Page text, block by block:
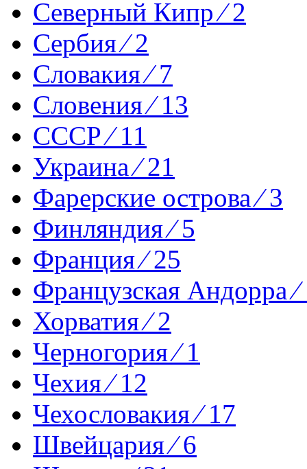
Северный Кипр ⁄ 2
Сербия ⁄ 2
Словакия ⁄ 7
Словения ⁄ 13
СССР ⁄ 11
Украина ⁄ 21
Фарерские острова ⁄ 3
Финляндия ⁄ 5
Франция ⁄ 25
Французская Андорра ⁄
Хорватия ⁄ 2
Черногория ⁄ 1
Чехия ⁄ 12
Чехословакия ⁄ 17
Швейцария ⁄ 6